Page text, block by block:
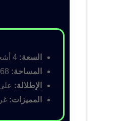
السعة:
المساحة:
الإطلالة:
المميزات: